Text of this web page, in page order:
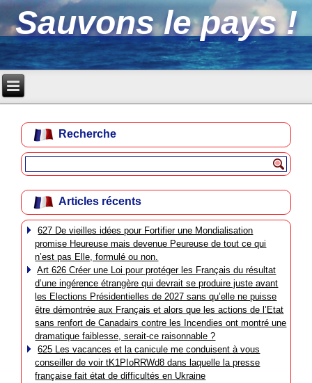
Sauvons le pays !
Recherche
Articles récents
627 De vieilles idées pour Fortifier une Mondialisation
promise Heureuse mais devenue Peureuse de tout ce qui
n’est pas Elle, formulé ou non.
Art 626 Créer une Loi pour protéger les Français du résultat
d’une ingérence étrangère qui devrait se produire juste avant
les Elections Présidentielles de 2027 sans qu’elle ne puisse
être démontrée aux Français et alors que les actions de l’Etat
sans renfort de Canadairs contre les Incendies ont montré une
dramatique faiblesse, serait-ce raisonnable ?
625 Les vacances et la canicule me conduisent à vous
conseiller de voir tK1PIoRRWd8 dans laquelle la presse
française fait état de difficultés en Ukraine